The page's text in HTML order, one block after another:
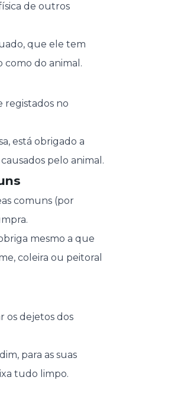
de outros
que ele tem
como do animal.
registados no
está obrigado a
pelo animal.
comuns (por
mesmo a que
coleira ou peitoral
os dejetos dos
para as suas
tudo limpo.